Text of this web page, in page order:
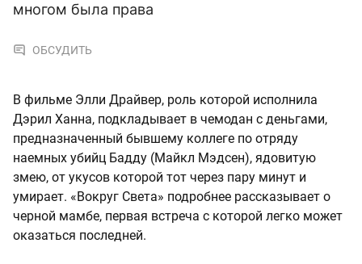
многом была права
ОБСУДИТЬ
В фильме Элли Драйвер, роль которой исполнила
Дэрил Ханна, подкладывает в чемодан с деньгами,
предназначенный бывшему коллеге по отряду
наемных убийц Бадду (Майкл Мэдсен), ядовитую
змею, от укусов которой тот через пару минут и
умирает. «Вокруг Света» подробнее рассказывает о
черной мамбе, первая встреча с которой легко может
оказаться последней.